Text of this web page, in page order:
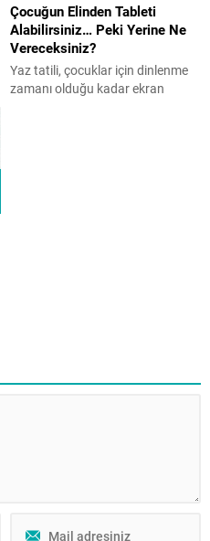
Çocuğun Elinden Tableti
Alabilirsiniz… Peki Yerine Ne
Vereceksiniz?
Yaz tatili, çocuklar için dinlenme
zamanı olduğu kadar ekran